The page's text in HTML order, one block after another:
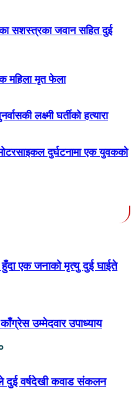
सशस्त्रका जवान सहित दुई
महिला मृत फेला
लक्ष्मी घर्तीको हत्यारा
दुर्घटनामा एक युवकको
हुँदा एक जनाको मृत्यु दुई घाईते
उम्मेदवार उपाध्याय
दुई वर्षदेखी कवाड संकलन